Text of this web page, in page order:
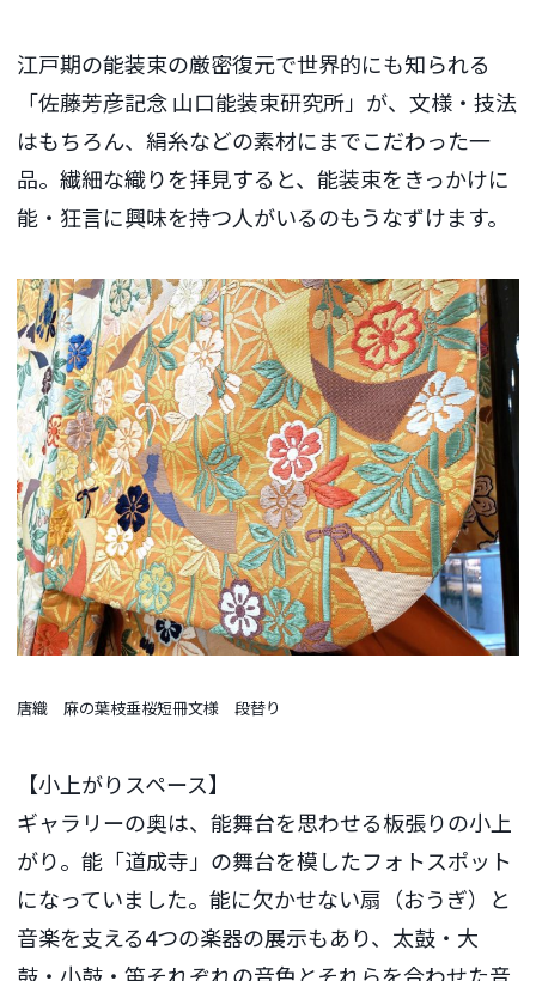
江戸期の能装束の厳密復元で世界的にも知られる
「佐藤芳彦記念 山口能装束研究所」が、文様・技法
はもちろん、絹糸などの素材にまでこだわった一
品。繊細な織りを拝見すると、能装束をきっかけに
能・狂言に興味を持つ人がいるのもうなずけます。
唐織 麻の葉枝垂桜短冊文様 段替り
【小上がりスペース】
ギャラリーの奥は、能舞台を思わせる板張りの小上
がり。能「道成寺」の舞台を模したフォトスポット
になっていました。能に欠かせない扇（おうぎ）と
音楽を支える4つの楽器の展示もあり、太鼓・大
鼓・小鼓・笛それぞれの音色とそれらを合わせた音